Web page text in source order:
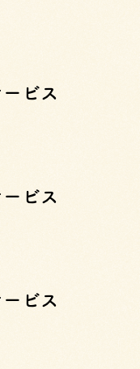
ビス
ビス
ビス